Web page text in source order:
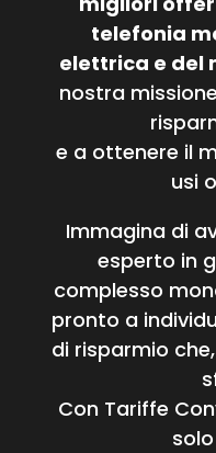
telefonia
elettrica e del
nostra
e a ottenere il
usi
Immagina di
esperto in
complesso
pronto a
di risparmio
Con Tariffe